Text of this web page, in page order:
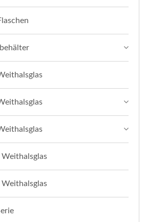
Weithalsglas
Weithalsglas